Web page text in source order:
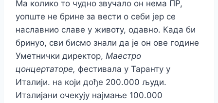
Ма колико то чудно звучало он нема ПР,
уопште не брине за вести о себи јер се
наславнио славе у животу, одавно. Када би
бринуо, сви бисмо знали да је он ове године
Уметнички директор, Маестро
цонцертаторе, фестивала у Таранту у
Италији. на који дође 200.000 људи.
Италијани очекују најмање 100.000